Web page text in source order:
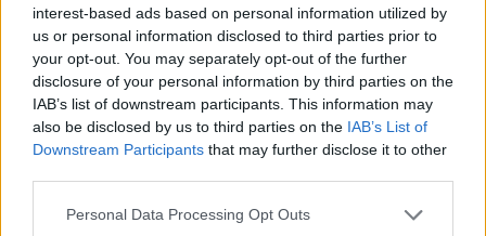
interest-based ads based on personal information utilized by
us or personal information disclosed to third parties prior to
your opt-out. You may separately opt-out of the further
disclosure of your personal information by third parties on the
IAB’s list of downstream participants. This information may
also be disclosed by us to third parties on the IAB’s List of
Downstream Participants that may further disclose it to other
Personal Data Processing Opt Outs
Επιπλέον επιρρίπτει ευθύνες και στον
σταθμάρχη των Νέων Πόρων, που ναι
μεν. όπως λέει, είδε στον πίνακα
διαχείρισης κυκλοφορίας ότι τα δύο
τρένα κινούνται στην ίδια γραμμή και